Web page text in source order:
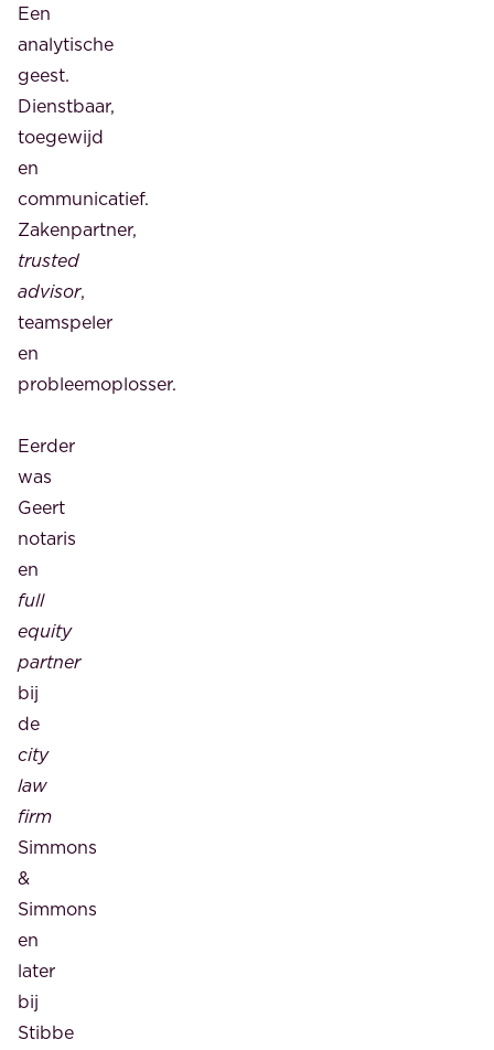
Een
analytische
geest.
Dienstbaar,
toegewijd
en
communicatief.
Zakenpartner,
trusted
advisor,
teamspeler
en
probleemoplosser.
Eerder
was
Geert
notaris
en
full
equity
partner
bij
de
city
law
firm
Simmons
&
Simmons
en
later
bij
Stibbe